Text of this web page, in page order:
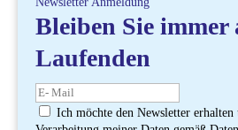
Bleiben Sie immer
Laufenden
Ich möchte den Newsletter